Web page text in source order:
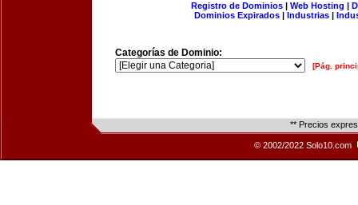
Registro de Dominios| Web Hosting |
Dominios Expirados | Industrias |
Categorías de Dominio:
[Pág.
** Precios
© 2002/2022 Solo10.com